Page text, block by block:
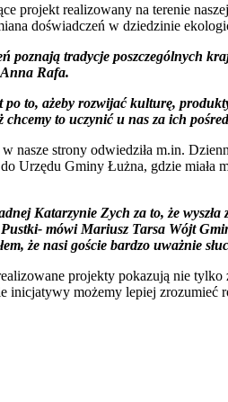
projekt realizowany na terenie
doświadczeń w dziedzinie
poznają tradycje poszczególnych
Rafa.
to, ażeby rozwijać kulturę,
chcemy to uczynić u nas za ich
w nasze strony odwiedziła m.in.
Urzędu Gminy Łużna, gdzie miała
Katarzynie Zych za to, że
mówi Mariusz Tarsa Wójt
że nasi goście bardzo uważnie
projekty pokazują nie
inicjatywy możemy lepiej